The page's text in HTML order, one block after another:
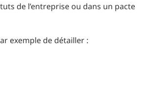
de l’entreprise ou dans un pacte
exemple de détailler :